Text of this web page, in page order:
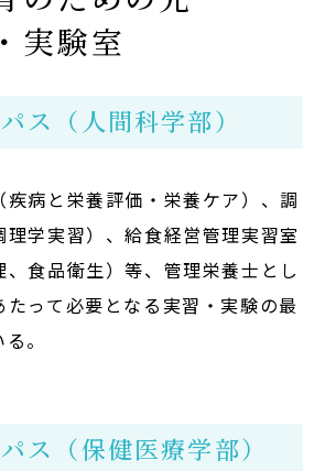
実験室
ス（人間科学部）
病と栄養評価・栄養ケア）、調
学実習）、給食経営管理実習室
、食品衛生）等、管理栄養士とし
って必要となる実習・実験の最
。
ス（保健医療学部）